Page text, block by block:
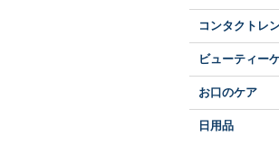
コンタクトレ
ビューティー
お口のケア
日用品